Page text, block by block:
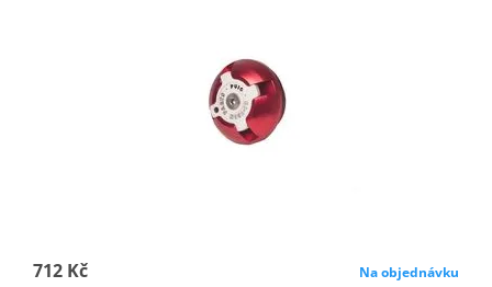
712 Kč Na objednávku